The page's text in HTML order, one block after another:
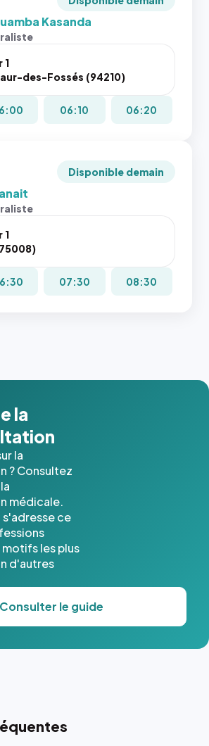
Kasanda
1
des-Fossés (94210)
06:10 06:20
Disponible demain
1
07:30 08:30
la
la
? Consultez
médicale.
s'adresse ce
les plus
d'autres
Consulter le guide